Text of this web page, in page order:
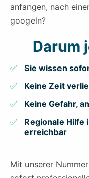
anfangen, nach
googeln?
Darum
Sie wissen
Keine Zeit
Keine Gefahr,
Regionale Hilfe
erreichbar
Mit unserer